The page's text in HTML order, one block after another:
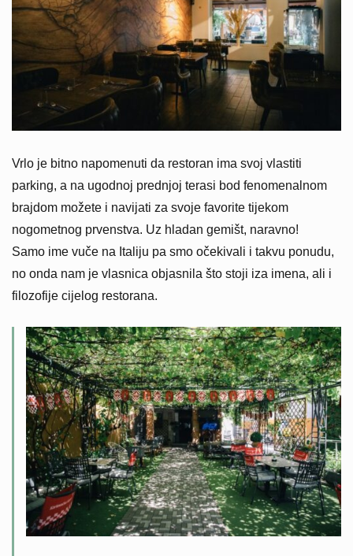
Vrlo je bitno napomenuti da restoran ima svoj vlastiti
parking, a na ugodnoj prednjoj terasi bod fenomenalnom
brajdom možete i navijati za svoje favorite tijekom
nogometnog prvenstva. Uz hladan gemišt, naravno!
Samo ime vuče na Italiju pa smo očekivali i takvu ponudu,
no onda nam je vlasnica objasnila što stoji iza imena, ali i
filozofije cijelog restorana.